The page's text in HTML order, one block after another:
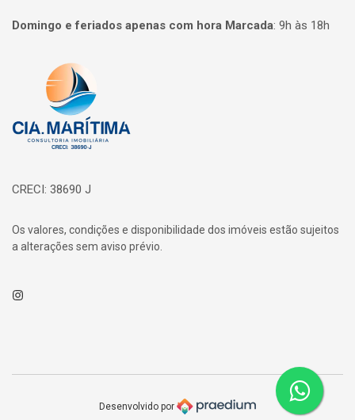
Domingo e feriados apenas com hora Marcada: 9h às 18h
Página inicial
CRECI: 38690 J
Os valores, condições e disponibilidade dos imóveis estão sujeitos
a alterações sem aviso prévio.
Instagram
Desenvolvido por